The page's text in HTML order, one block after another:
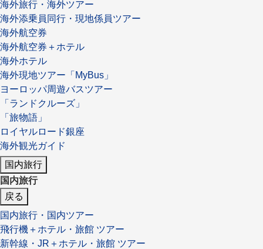
海外旅行・海外ツアー
海外添乗員同行・現地係員ツアー
海外航空券
海外航空券＋ホテル
海外ホテル
海外現地ツアー「MyBus」
ヨーロッパ周遊バスツアー
「ランドクルーズ」
「旅物語」
ロイヤルロード銀座
海外観光ガイド
国内旅行
国内旅行
戻る
国内旅行・国内ツアー
飛行機＋ホテル・旅館 ツアー
新幹線・JR＋ホテル・旅館 ツアー